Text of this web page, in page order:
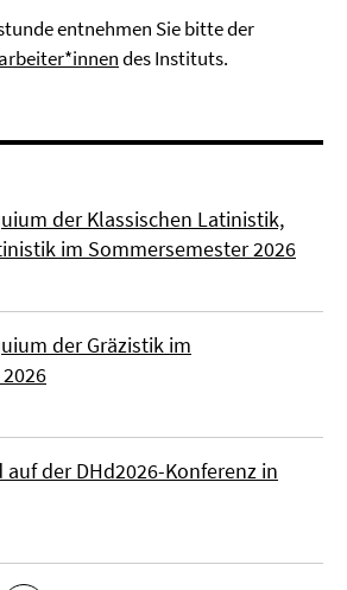
entnehmen Sie bitte der
des Instituts.
der Klassischen Latinistik,
im Sommersemester 2026
der Gräzistik im
auf der DHd2026-Konferenz in